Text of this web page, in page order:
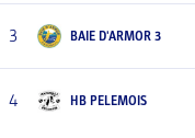
3 BAIE D'ARMOR 3
4 HB PELEMOIS